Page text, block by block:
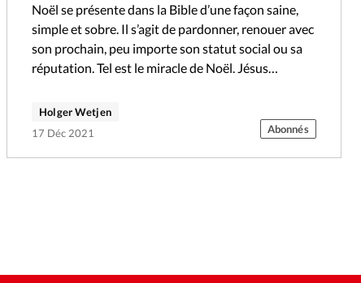
Noël se présente dans la Bible d’une façon saine,
simple et sobre. Il s’agit de pardonner, renouer avec
son prochain, peu importe son statut social ou sa
réputation. Tel est le miracle de Noël. Jésus…
Holger Wetjen
17 Déc 2021
Abonnés